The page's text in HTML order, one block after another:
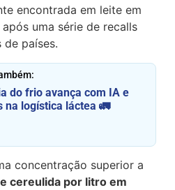
encontrada em leite em
uma série de recalls
de países.
do frio avança com IA e
na logística láctea 🚛
concentração superior a
cereulida por litro em